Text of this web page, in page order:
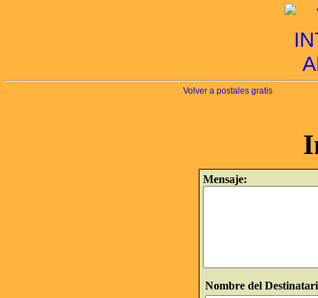
Volver a postales gratis
Mensaje:
Nombre del